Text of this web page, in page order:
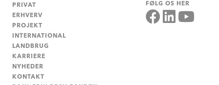
PRIVAT
ERHVERV
PROJEKT
INTERNATIONAL
LANDBRUG
KARRIERE
NYHEDER
KONTAKT
FØLG OS HER